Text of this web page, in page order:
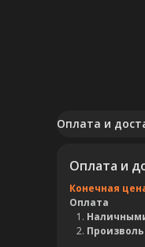
Оплата и
Оплата и
Конечная
Оплата